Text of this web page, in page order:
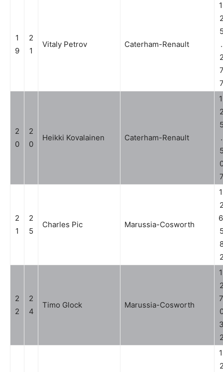
1
9
2
1
Vitaly Petrov Caterham-Renault
.
2
0
2
0
Heikki Kovalainen Caterham-Renault
.
2
1
2
5
Charles Pic Marussia-Cosworth
2
2
2
4
Timo Glock Marussia-Cosworth